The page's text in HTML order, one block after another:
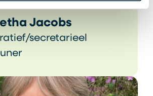
Jacobs
secretarieel